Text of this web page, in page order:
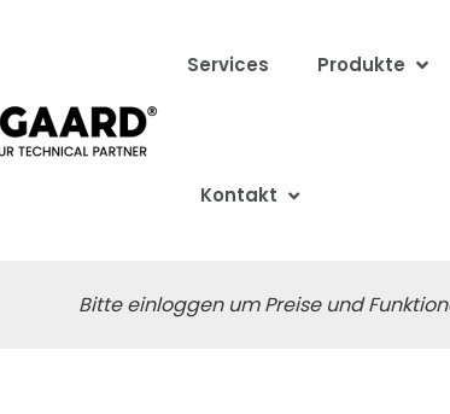
Services Produkte
Kontakt
Bitte einloggen um Preise und